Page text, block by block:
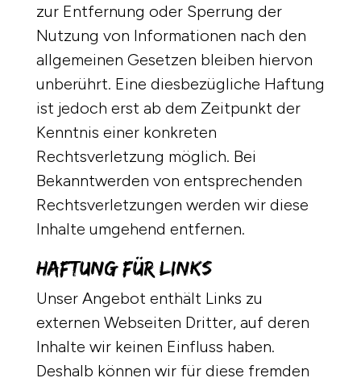
zur Entfernung oder Sperrung der
Nutzung von Informationen nach den
allgemeinen Gesetzen bleiben hiervon
unberührt. Eine diesbezügliche Haftung
ist jedoch erst ab dem Zeitpunkt der
Kenntnis einer konkreten
Rechtsverletzung möglich. Bei
Bekanntwerden von entsprechenden
Rechtsverletzungen werden wir diese
Inhalte umgehend entfernen.
Haftung für Links
Unser Angebot enthält Links zu
externen Webseiten Dritter, auf deren
Inhalte wir keinen Einfluss haben.
Deshalb können wir für diese fremden